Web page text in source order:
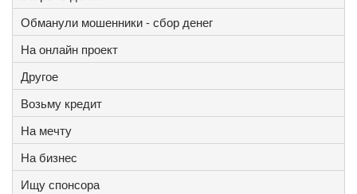
Обманули мошенники - сбор денег
На онлайн проект
Другое
Возьму кредит
На мечту
На бизнес
Ищу спонсора